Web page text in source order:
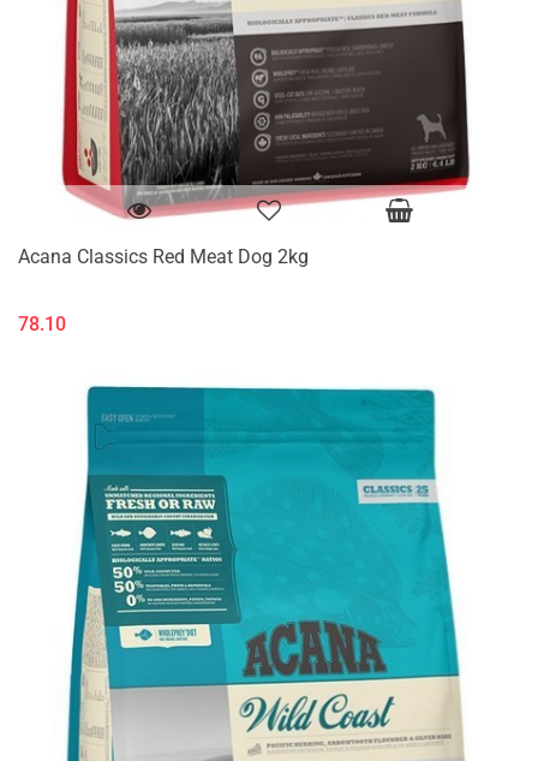
Acana Classics Red Meat Dog 2kg
78.10